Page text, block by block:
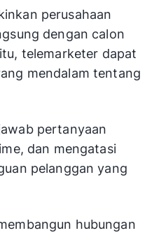
perusahaan
dengan calon
telemarketer dapat
mendalam tentang
pertanyaan
dan mengatasi
pelanggan yang
hubungan